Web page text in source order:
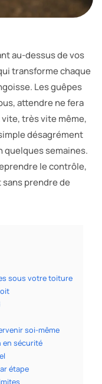
au-dessus de vos
transforme chaque
Les guêpes
attendre ne fera
très vite même,
désagrément
quelques semaines.
le contrôle,
prendre de
sous votre toiture
soi-même
en sécurité
étape